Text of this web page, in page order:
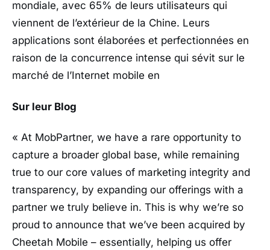
mondiale, avec 65% de leurs utilisateurs qui
viennent de l’extérieur de la Chine. Leurs
applications sont élaborées et perfectionnées en
raison de la concurrence intense qui sévit sur le
marché de l’Internet mobile en
Sur leur Blog
« At MobPartner, we have a rare opportunity to
capture a broader global base, while remaining
true to our core values of marketing integrity and
transparency, by expanding our offerings with a
partner we truly believe in. This is why we’re so
proud to announce that we’ve been acquired by
Cheetah Mobile – essentially, helping us offer